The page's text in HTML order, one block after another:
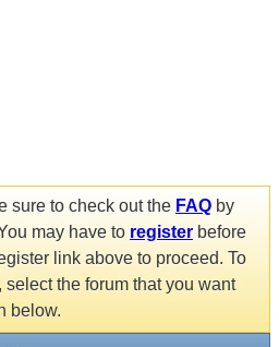
sure to check out the FAQ by
may have to register before
link above to proceed. To
the forum that you want
below.